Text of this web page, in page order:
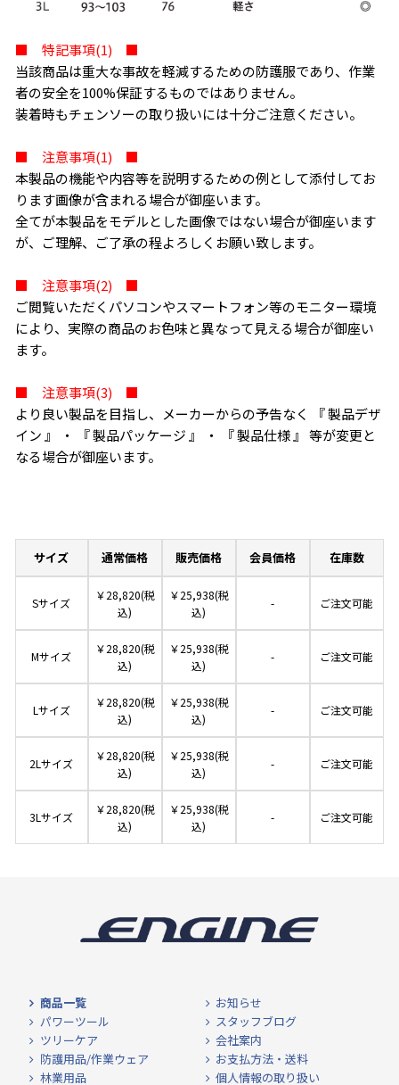
■ 特記事項(1) ■
当該商品は重大な事故を軽減するための防護服であり、作業
者の安全を100%保証するものではありません。
装着時もチェンソーの取り扱いには十分ご注意ください。
■ 注意事項(1) ■
本製品の機能や内容等を説明するための例として添付してお
ります画像が含まれる場合が御座います。
全てが本製品をモデルとした画像ではない場合が御座います
が、ご理解、ご了承の程よろしくお願い致します。
■ 注意事項(2) ■
ご閲覧いただくパソコンやスマートフォン等のモニター環境
により、実際の商品のお色味と異なって見える場合が御座い
ます。
■ 注意事項(3) ■
より良い製品を目指し、メーカーからの予告なく 『 製品デザ
イン 』 ・ 『 製品パッケージ 』 ・ 『 製品仕様 』 等が変更と
なる場合が御座います。
サイズ 通常価格 販売価格 会員価格 在庫数
Sサイズ
￥28,820(税
込)
￥25,938(税
込)
- ご注文可能
Mサイズ
￥28,820(税
込)
￥25,938(税
込)
- ご注文可能
Lサイズ
￥28,820(税
込)
￥25,938(税
込)
- ご注文可能
2Lサイズ
￥28,820(税
込)
￥25,938(税
込)
- ご注文可能
3Lサイズ
￥28,820(税
込)
￥25,938(税
込)
- ご注文可能
商品一覧
パワーツール
ツリーケア
防護用品/作業ウェア
林業用品
お知らせ
スタッフブログ
会社案内
お支払方法・送料
個人情報の取り扱い